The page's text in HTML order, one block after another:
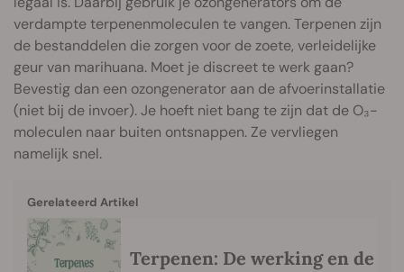
verdampte terpenenmoleculen te vangen. Terpenen zijn
de bestanddelen die zorgen voor de zoete, verleidelijke
geur van marihuana. Moet je discreet te werk gaan?
Bevestig dan een ozongenerator aan de afvoerinstallatie
(niet bij de invoer). Je hoeft niet bang te zijn dat de O₃-
moleculen naar buiten ontsnappen. Ze vervliegen
namelijk snel.
Gerelateerd Artikel
Terpenen: De werking en de